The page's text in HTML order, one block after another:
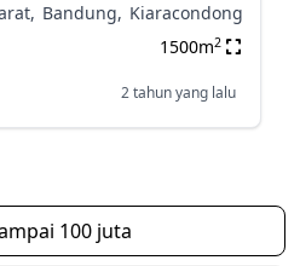
Bandung, Kiaracondong
1500m2
2 tahun yang lalu
100 juta